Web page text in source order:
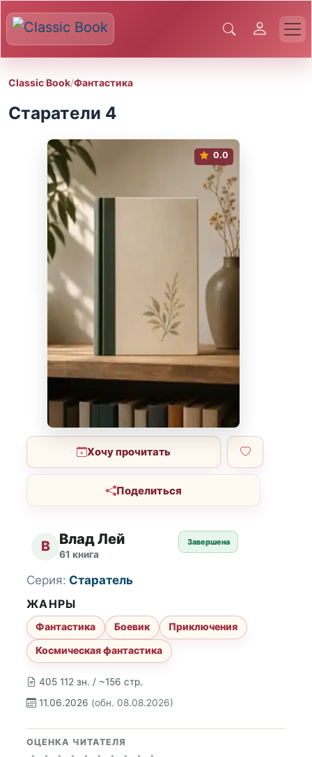
Classic Book/Фантастика
Старатели 4
0.0
Хочу прочитать
Поделиться
В Влад Лей
61 книга
Завершена
405 112 зн. / ~156 стр.
11.06.2026 (обн. 08.08.2026)
Серия: Старатель
ЖАНРЫ
Фантастика Боевик
Приключения
Космическая фантастика
ОЦЕНКА ЧИТАТЕЛЯ